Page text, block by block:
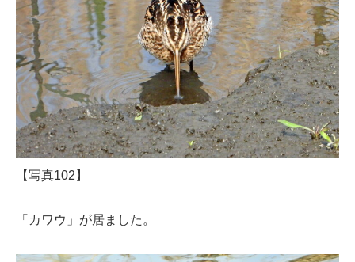
【写真102】
「カワウ」が居ました。